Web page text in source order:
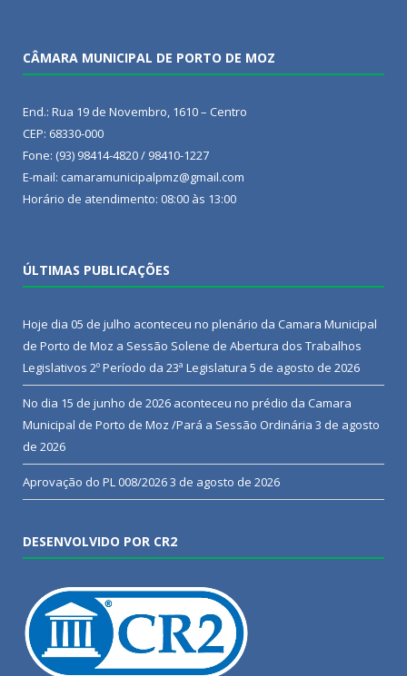
CÂMARA MUNICIPAL DE PORTO DE MOZ
End.: Rua 19 de Novembro, 1610 – Centro
CEP: 68330-000
Fone: (93) 98414-4820 / 98410-1227
E-mail: camaramunicipalpmz@gmail.com
Horário de atendimento: 08:00 às 13:00
ÚLTIMAS PUBLICAÇÕES
Hoje dia 05 de julho aconteceu no plenário da Camara Municipal
de Porto de Moz a Sessão Solene de Abertura dos Trabalhos
Legislativos 2º Período da 23ª Legislatura 5 de agosto de 2026
No dia 15 de junho de 2026 aconteceu no prédio da Camara
Municipal de Porto de Moz /Pará a Sessão Ordinária 3 de agosto
de 2026
Aprovação do PL 008/20263 de agosto de 2026
DESENVOLVIDO POR CR2